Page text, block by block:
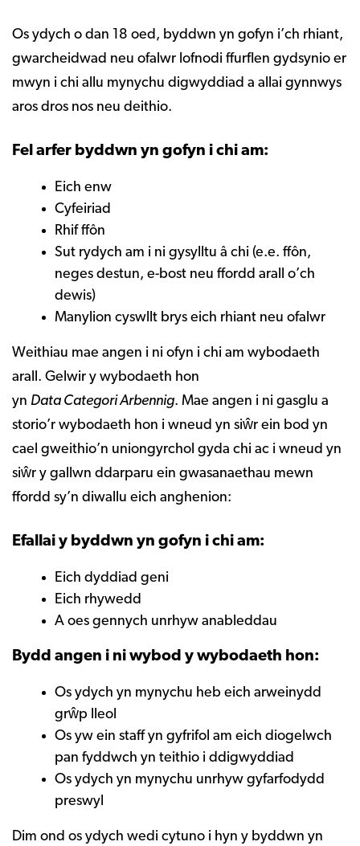
Os ydych o dan 18 oed, byddwn yn gofyn i’ch rhiant,
gwarcheidwad neu ofalwr lofnodi ffurflen gydsynio er
mwyn i chi allu mynychu digwyddiad a allai gynnwys
aros dros nos neu deithio.
Fel arfer byddwn yn gofyn i chi am:
Eich enw
Cyfeiriad
Rhif ffôn
Sut rydych am i ni gysylltu â chi (e.e. ffôn,
neges destun, e-bost neu ffordd arall o’ch
dewis)
Manylion cyswllt brys eich rhiant neu ofalwr
Weithiau mae angen i ni ofyn i chi am wybodaeth
arall. Gelwir y wybodaeth hon
yn Data Categori Arbennig. Mae angen i ni gasglu a
storio’r wybodaeth hon i wneud yn siŵr ein bod yn
cael gweithio’n uniongyrchol gyda chi ac i wneud yn
siŵr y gallwn ddarparu ein gwasanaethau mewn
ffordd sy’n diwallu eich anghenion:
Efallai y byddwn yn gofyn i chi am:
Eich dyddiad geni
Eich rhywedd
A oes gennych unrhyw anableddau
Bydd angen i ni wybod y wybodaeth hon:
Os ydych yn mynychu heb eich arweinydd
grŵp lleol
Os yw ein staff yn gyfrifol am eich diogelwch
pan fyddwch yn teithio i ddigwyddiad
Os ydych yn mynychu unrhyw gyfarfodydd
preswyl
Dim ond os ydych wedi cytuno i hyn y byddwn yn